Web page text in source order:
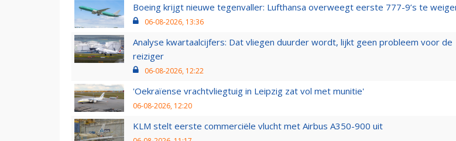
Boeing krijgt nieuwe tegenvaller: Lufthansa overweegt eerste 777-9’s te
06-08-2026, 13:36
Analyse kwartaalcijfers: Dat vliegen duurder wordt, lijkt geen probleem voor de
reiziger
06-08-2026, 12:22
'Oekraïense vrachtvliegtuig in Leipzig zat vol met munitie'
06-08-2026, 12:20
KLM stelt eerste commerciële vlucht met Airbus A350-900 uit